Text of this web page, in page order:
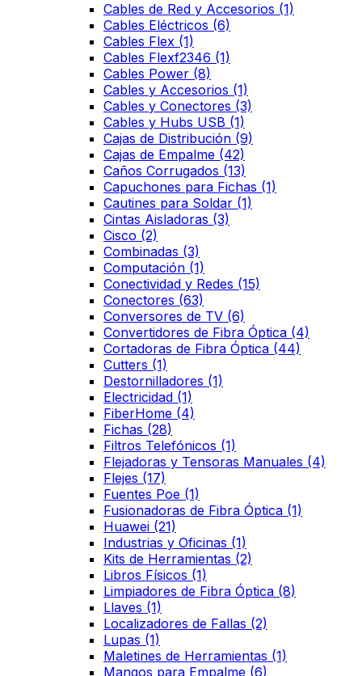
Cables de Red y Accesorios (1)
Cables Eléctricos (6)
Cables Flex (1)
Cables Flexf2346 (1)
Cables Power (8)
Cables y Accesorios (1)
Cables y Conectores (3)
Cables y Hubs USB (1)
Cajas de Distribución (9)
Cajas de Empalme (42)
Caños Corrugados (13)
Capuchones para Fichas (1)
Cautines para Soldar (1)
Cintas Aisladoras (3)
Cisco (2)
Combinadas (3)
Computación (1)
Conectividad y Redes (15)
Conectores (63)
Conversores de TV (6)
Convertidores de Fibra Óptica (4)
Cortadoras de Fibra Óptica (44)
Cutters (1)
Destornilladores (1)
Electricidad (1)
FiberHome (4)
Fichas (28)
Filtros Telefónicos (1)
Flejadoras y Tensoras Manuales (4)
Flejes (17)
Fuentes Poe (1)
Fusionadoras de Fibra Óptica (1)
Huawei (21)
Industrias y Oficinas (1)
Kits de Herramientas (2)
Libros Físicos (1)
Limpiadores de Fibra Óptica (8)
Llaves (1)
Localizadores de Fallas (2)
Lupas (1)
Maletines de Herramientas (1)
Mangos para Empalme (6)